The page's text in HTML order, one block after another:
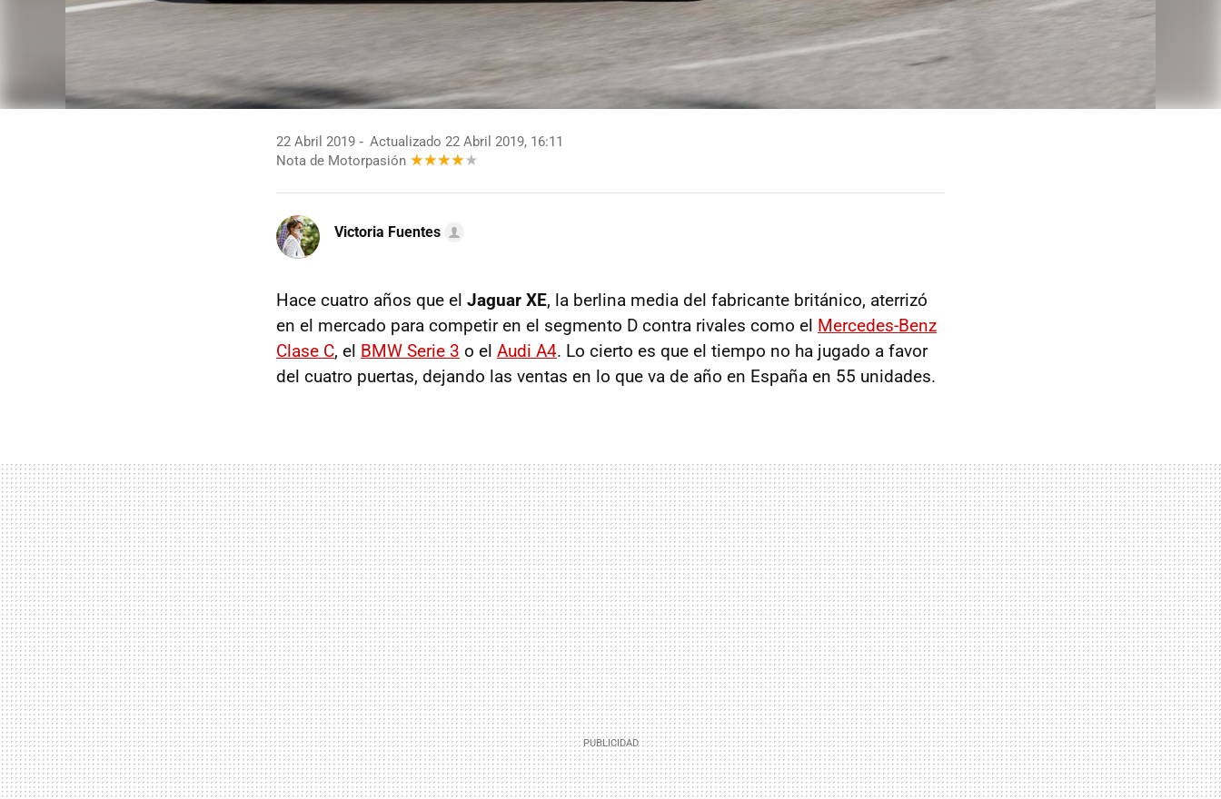
22 Abril 2019
Actualizado 22 Abril 2019, 16:11
Nota de Motorpasión
Victoria Fuentes
Hace cuatro años que el Jaguar XE, la berlina media del fabricante británico, aterrizó
en el mercado para competir en el segmento D contra rivales como el Mercedes-Benz
Clase C, el BMW Serie 3 o el Audi A4. Lo cierto es que el tiempo no ha jugado a favor
del cuatro puertas, dejando las ventas en lo que va de año en España en 55 unidades.